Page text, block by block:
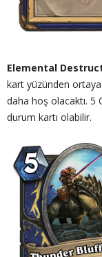
Elemental
kart yüzünden ortaya
daha hoş olacaktı. 5
durum kartı olabilir.